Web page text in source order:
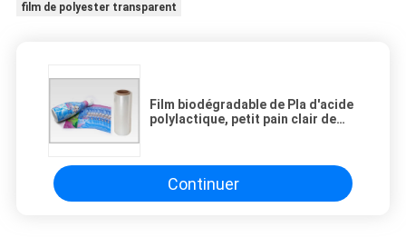
film de polyester transparent
Film biodégradable de Pla d'acide
polylactique, petit pain clair de
Continuer